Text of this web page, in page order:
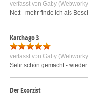
verfasst von Gaby
Nett - mehr finde ich als
Karthago 3
verfasst von Gaby
Sehr schön gemacht -
Der Exorzist